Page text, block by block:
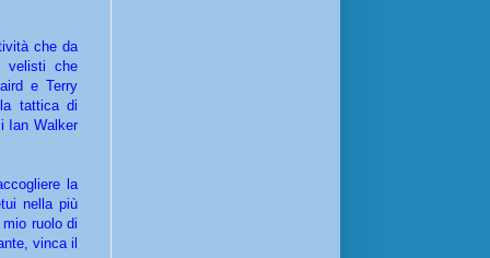
che da
velisti che
e Terry
tattica di
Ian Walker
la
nella più
ruolo di
vinca il